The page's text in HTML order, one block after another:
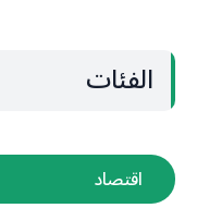
الفئات
اقتصاد